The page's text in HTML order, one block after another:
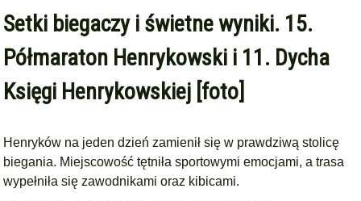
Setki biegaczy i świetne wyniki. 15.
Półmaraton Henrykowski i 11. Dycha
Księgi Henrykowskiej [foto]
Henryków na jeden dzień zamienił się w prawdziwą stolicę
biegania. Miejscowość tętniła sportowymi emocjami, a trasa
wypełniła się zawodnikami oraz kibicami.